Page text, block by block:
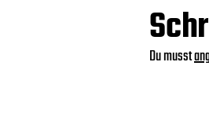
Du musst